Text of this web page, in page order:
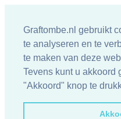
Graftombe.nl gebruikt
te analyseren en te
te maken van deze
Tevens kunt u akkoord
"Akkoord" knop te